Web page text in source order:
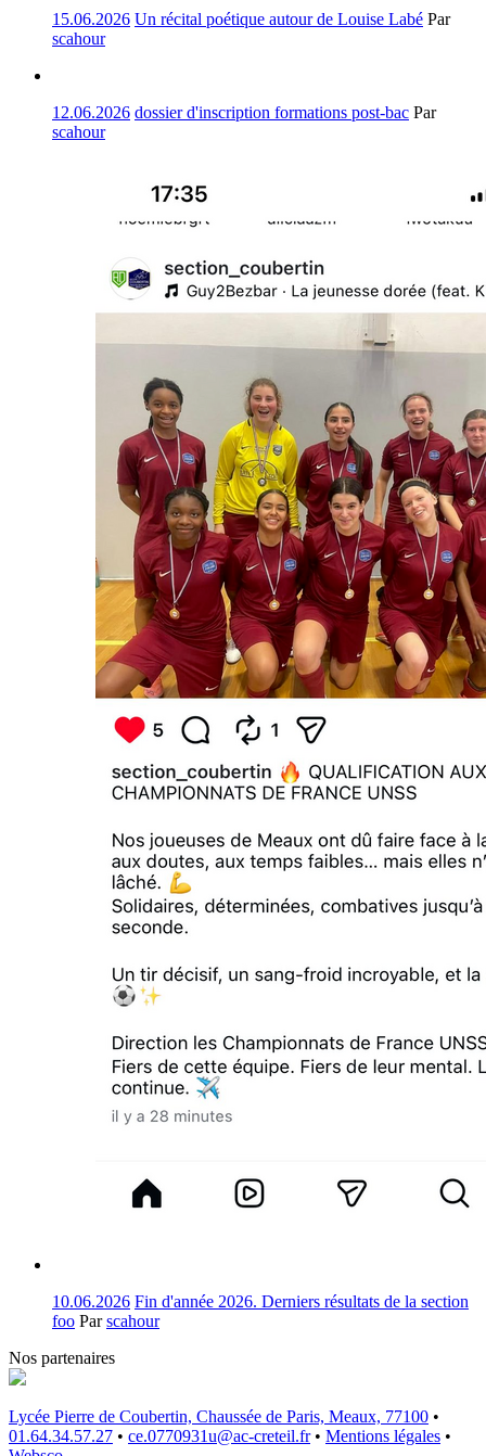
15.06.2026 Un récital poétique autour de Louise Labé Par
scahour
12.06.2026 dossier d'inscription formations post-bac Par
scahour
10.06.2026 Fin d'année 2026. Derniers résultats de la section
foo Parscahour
Nos partenaires
Lycée Pierre de Coubertin, Chaussée de Paris, Meaux, 77100 •
01.64.34.57.27 • ce.0770931u@ac-creteil.fr • Mentions légales •